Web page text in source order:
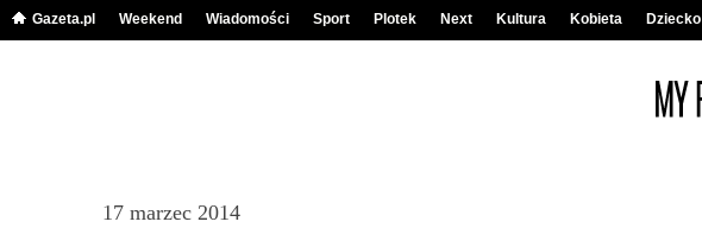
Gazeta.pl Weekend Wiadomości Sport Plotek Next Kultura Kobieta Dziecko
17 marzec 2014